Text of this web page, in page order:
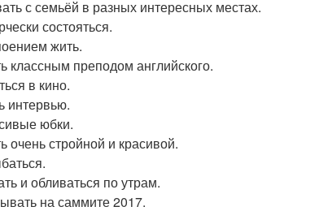
с семьёй в разных интересных местах.
состояться.
жить.
классным преподом английского.
в кино.
интервью.
юбки.
очень стройной и красивой.
и обливаться по утрам.
на саммите 2017.